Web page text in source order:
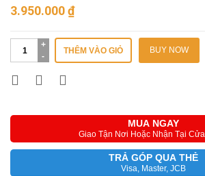
3.950.000₫
THÊM VÀO GIỎ BUY NOW
MUA NGAY
Giao Tận Nơi Hoặc Nhận Tại
TRẢ GÓP QUA THẺ
Visa, Master, JCB